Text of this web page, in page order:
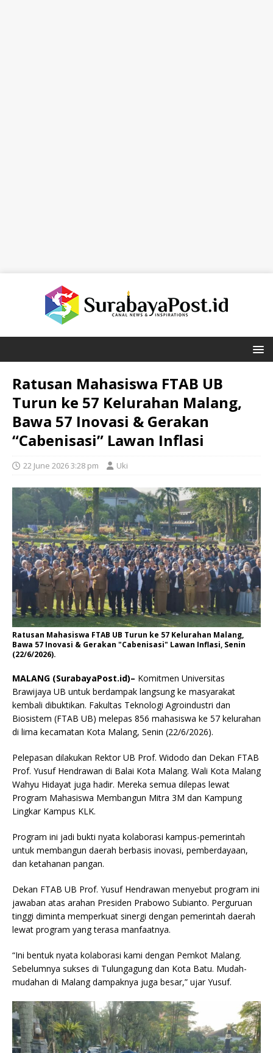
Ratusan Mahasiswa FTAB UB
Turun ke 57 Kelurahan Malang,
Bawa 57 Inovasi & Gerakan
“Cabenisasi” Lawan Inflasi
22 June 2026 3:28 pm Uki
Ratusan Mahasiswa FTAB UB Turun ke 57 Kelurahan Malang,
Bawa 57 Inovasi & Gerakan "Cabenisasi" Lawan Inflasi, Senin
(22/6/2026).
MALANG (SurabayaPost.id)– Komitmen Universitas
Brawijaya UB untuk berdampak langsung ke masyarakat
kembali dibuktikan. Fakultas Teknologi Agroindustri dan
Biosistem (FTAB UB) melepas 856 mahasiswa ke 57 kelurahan
di lima kecamatan Kota Malang, Senin (22/6/2026).
Pelepasan dilakukan Rektor UB Prof. Widodo dan Dekan FTAB
Prof. Yusuf Hendrawan di Balai Kota Malang. Wali Kota Malang
Wahyu Hidayat juga hadir. Mereka semua dilepas lewat
Program Mahasiswa Membangun Mitra 3M dan Kampung
Lingkar Kampus KLK.
Program ini jadi bukti nyata kolaborasi kampus-pemerintah
untuk membangun daerah berbasis inovasi, pemberdayaan,
dan ketahanan pangan.
Dekan FTAB UB Prof. Yusuf Hendrawan menyebut program ini
jawaban atas arahan Presiden Prabowo Subianto. Perguruan
tinggi diminta memperkuat sinergi dengan pemerintah daerah
lewat program yang terasa manfaatnya.
“Ini bentuk nyata kolaborasi kami dengan Pemkot Malang.
Sebelumnya sukses di Tulungagung dan Kota Batu. Mudah-
mudahan di Malang dampaknya juga besar,” ujar Yusuf.